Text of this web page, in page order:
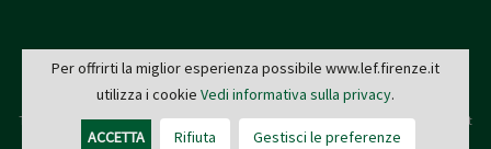
L.E.F. - Via de' Pucci, 4 - 50122 Firenze
Tel: 055 579921 - Fax: 055 2399342 - C.F. e P.IVA 03745190482 -editrice@lef.firenze.it
Per offrirti la miglior esperienza possibile www.lef.firenze.it
utilizza i cookie Vedi informativa sulla privacy.
ACCETTA Rifiuta Gestisci le preferenze